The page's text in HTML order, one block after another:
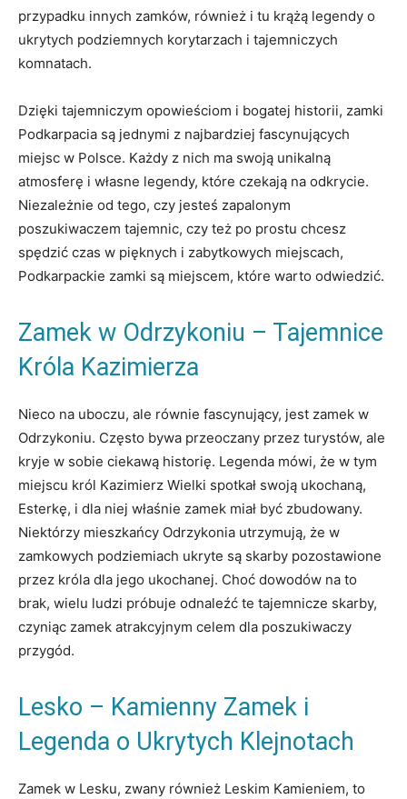
przypadku innych zamków, również i tu krążą legendy o
ukrytych podziemnych korytarzach i tajemniczych
komnatach.
Dzięki tajemniczym opowieściom i bogatej historii, zamki
Podkarpacia są jednymi z najbardziej fascynujących
miejsc w Polsce. Każdy z nich ma swoją unikalną
atmosferę i własne legendy, które czekają na odkrycie.
Niezależnie od tego, czy jesteś zapalonym
poszukiwaczem tajemnic, czy też po prostu chcesz
spędzić czas w pięknych i zabytkowych miejscach,
Podkarpackie zamki są miejscem, które warto odwiedzić.
Zamek w Odrzykoniu – Tajemnice
Króla Kazimierza
Nieco na uboczu, ale równie fascynujący, jest zamek w
Odrzykoniu. Często bywa przeoczany przez turystów, ale
kryje w sobie ciekawą historię. Legenda mówi, że w tym
miejscu król Kazimierz Wielki spotkał swoją ukochaną,
Esterkę, i dla niej właśnie zamek miał być zbudowany.
Niektórzy mieszkańcy Odrzykonia utrzymują, że w
zamkowych podziemiach ukryte są skarby pozostawione
przez króla dla jego ukochanej. Choć dowodów na to
brak, wielu ludzi próbuje odnaleźć te tajemnicze skarby,
czyniąc zamek atrakcyjnym celem dla poszukiwaczy
przygód.
Lesko – Kamienny Zamek i
Legenda o Ukrytych Klejnotach
Zamek w Lesku, zwany również Leskim Kamieniem, to